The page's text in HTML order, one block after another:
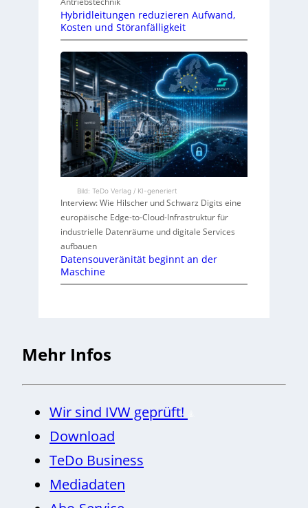
Hybridleitungen reduzieren Aufwand,
Kosten und Störanfälligkeit
Bild: TeDo Verlag / KI-generiert
Interview: Wie Hilscher und Schwarz Digits eine
europäische Edge-to-Cloud-Infrastruktur für
industrielle Datenräume und digitale Services
aufbauen
Datensouveränität beginnt an der
Maschine
Mehr Infos
Wir sind IVW geprüft!
Download
TeDo Business
Mediadaten